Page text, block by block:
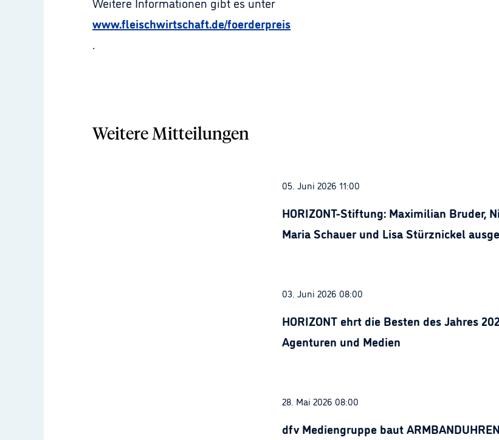
www.fleischwirtschaft.de/foerderpreis
.
Weitere Mitteilungen
05. Juni 2026 11:00
HORIZONT-Stiftung: Maximilian Bruder,
Maria Schauer und Lisa Stürznickel
03. Juni 2026 08:00
HORIZONT ehrt die Besten des Jahres
Agenturen und Medien
28. Mai 2026 08:00
dfv Mediengruppe baut